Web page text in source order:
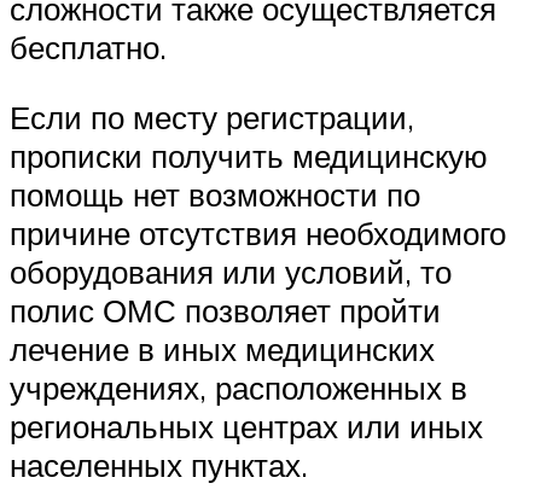
сложности также осуществляется
бесплатно.
Если по месту регистрации,
прописки получить медицинскую
помощь нет возможности по
причине отсутствия необходимого
оборудования или условий, то
полис ОМС позволяет пройти
лечение в иных медицинских
учреждениях, расположенных в
региональных центрах или иных
населенных пунктах.